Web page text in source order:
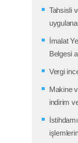
Tahsisli
İmalat
Belgesi
Vergi
Makine
indirim